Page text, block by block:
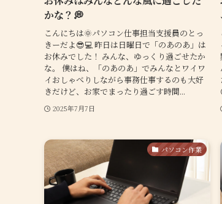
かな？💭
こんにちは🌞パソコン仕事担当支援員のとっ
きーだよ😎💻 昨日は日曜日で「のあのあ」は
お休みでした！ みんな、ゆっくり過ごせたか
な。 僕はね、「のあのあ」でみんなとワイワ
イおしゃべりしながら事務仕事するのも大好
きだけど、お家でまったり過ごす時間...
2025年7月7日
パソコン作業